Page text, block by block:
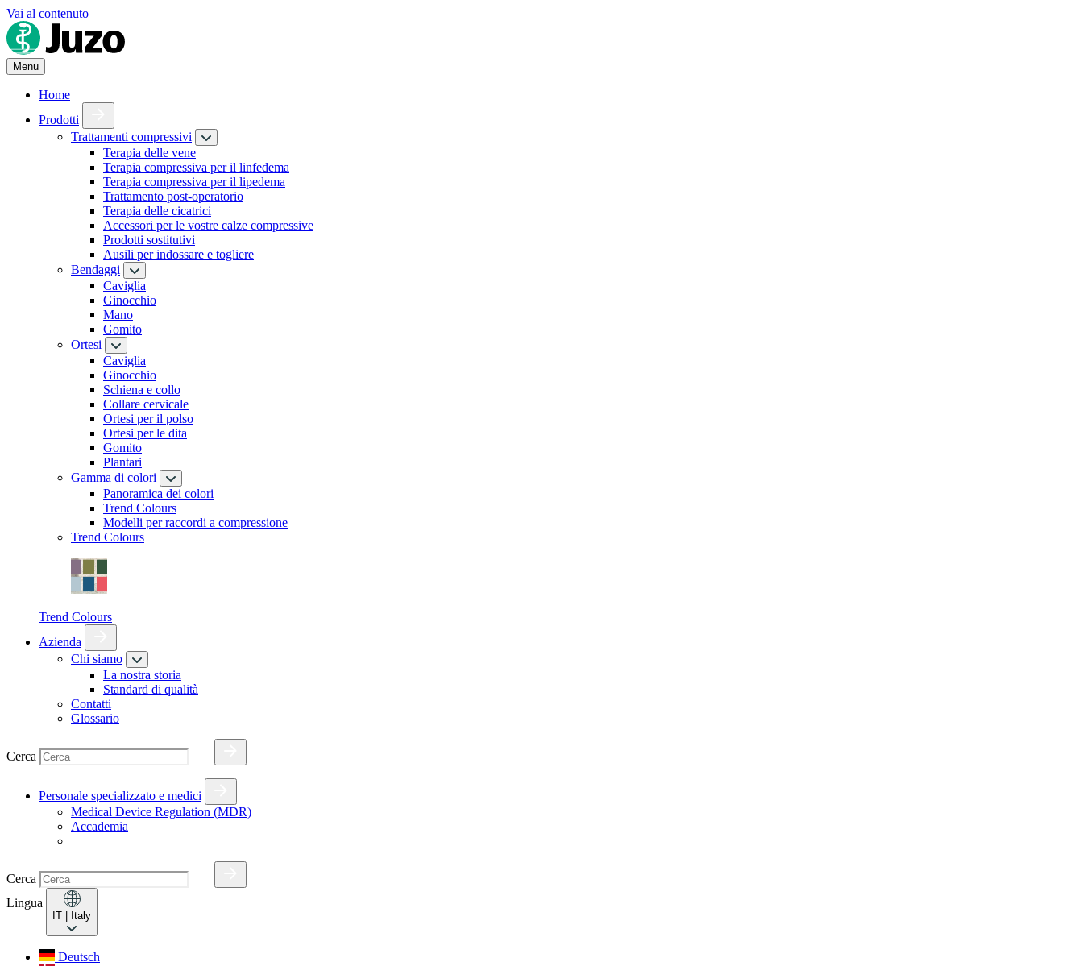
Vai al contenuto
Menu
Home
Prodotti
Trattamenti compressivi
Terapia delle vene
Terapia compressiva per il linfedema
Terapia compressiva per il lipedema
Trattamento post-operatorio
Terapia delle cicatrici
Accessori per le vostre calze compressive
Prodotti sostitutivi
Ausili per indossare e togliere
Bendaggi
Caviglia
Ginocchio
Mano
Gomito
Ortesi
Caviglia
Ginocchio
Schiena e collo
Collare cervicale
Ortesi per il polso
Ortesi per le dita
Gomito
Plantari
Gamma di colori
Panoramica dei colori
Trend Colours
Modelli per raccordi a compressione
Trend Colours
Trend Colours
Azienda
Chi siamo
La nostra storia
Standard di qualità
Contatti
Glossario
Cerca
Personale specializzato e medici
Medical Device Regulation (MDR)
Accademia
Cerca
Lingua
IT | Italy
Deutsch